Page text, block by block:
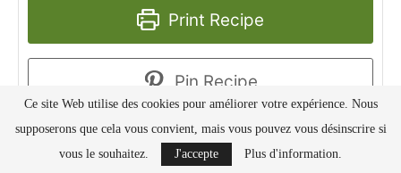
Print Recipe
Pin Recipe
Ce site Web utilise des cookies pour améliorer votre expérience. Nous
supposerons que cela vous convient, mais vous pouvez vous désinscrire si
vous le souhaitez.
J'accepte Plus d'information.